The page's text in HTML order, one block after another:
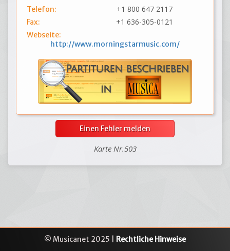
Telefon:
+1 800 647 2117
Fax: +1 636-305-0121
Webseite:
http://www.morningstarmusic.com/
Einen Fehler melden
Karte Nr.503
© Musicanet 2025 | Rechtliche Hinweise